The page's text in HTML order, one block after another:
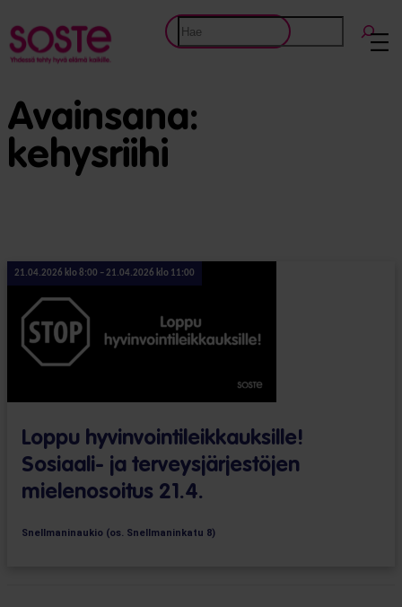
Etsi
Avainsana:
kehysriihi
21.04.2026 klo 8:00 – 21.04.2026 klo 11:00
Loppu hyvinvointi­leikkauksille!
Sosiaali- ja terveys­järjestöjen
mielenosoitus 21.4.
Snellmaninaukio (os. Snellmaninkatu 8)